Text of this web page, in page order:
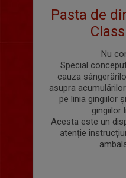
Pasta de
Nu
Special
cauza
asupra
pe linia gingiilor
gingiilor
Acesta este un
atenție